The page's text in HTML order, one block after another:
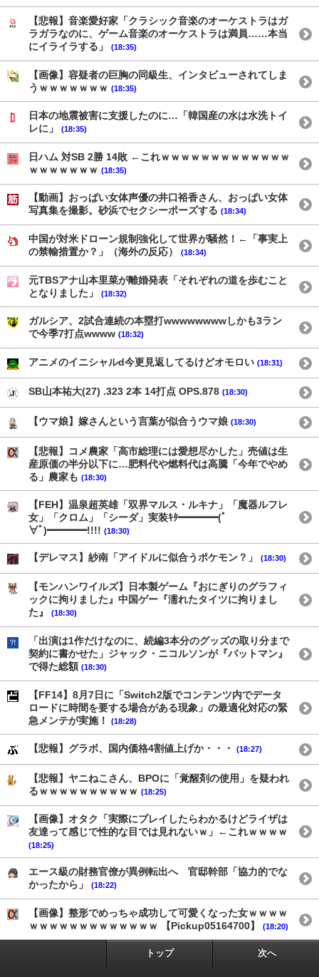
【悲報】音楽愛好家「クラシック音楽のオーケストラはガ
ラガラなのに、ゲーム音楽のオーケストラは満員……本当
にイライラする」
(18:35)
【画像】容疑者の巨胸の同級生、インタビューされてしま
うｗｗｗｗｗｗｗ (18:35)
日本の地震被害に支援したのに…「韓国産の水は水洗トイ
レに」
(18:35)
日ハム 対SB 2勝 14敗 ←これｗｗｗｗｗｗｗｗｗｗｗｗｗ
ｗｗｗｗｗｗｗ (18:35)
【動画】おっぱい女体声優の井口裕香さん、おっぱい女体
写真集を撮影。砂浜でセクシーポーズする (18:34)
中国が対米ドローン規制強化して世界が騒然！←「事実上
の禁輸措置か？」（海外の反応）
(18:34)
元TBSアナ山本里菜が離婚発表「それぞれの道を歩むこと
となりました」
(18:32)
ガルシア、2試合連続の本塁打wwwwwwwwしかも3ラン
で今季7打点wwww (18:32)
アニメのイニシャルd今更見返してるけどオモロい (18:31)
SB山本祐大(27) .323 2本 14打点 OPS.878 (18:30)
【ウマ娘】嫁さんという言葉が似合うウマ娘 (18:30)
【悲報】コメ農家「高市総理には愛想尽かした」売値は生
産原価の半分以下に…肥料代や燃料代は高騰「今年でやめ
る」農家も (18:30)
【FEH】温泉超英雄「双界マルス・ルキナ」「魔器ルフレ
女」「クロム」「シーダ」実装ｷﾀ━━━━(ﾟ
∀ﾟ)━━━━!!!! (18:30)
【デレマス】紗南「アイドルに似合うポケモン？」 (18:30)
【モンハンワイルズ】日本製ゲーム『おにぎりのグラフィ
ックに拘りました』中国ゲー『濡れたタイツに拘りまし
た』
(18:30)
「出演は1作だけなのに、続編3本分のグッズの取り分まで
契約に書かせた」ジャック・ニコルソンが『バットマン』
で得た総額 (18:30)
【FF14】8月7日に「Switch2版でコンテンツ内でデータ
ロードに時間を要する場合がある現象」の最適化対応の緊
急メンテが実施！
(18:28)
【悲報】グラボ、国内価格4割値上げか・・・ (18:27)
【悲報】ヤニねこさん、BPOに「覚醒剤の使用」を疑われ
るｗｗｗｗｗｗｗｗｗｗ (18:25)
【画像】オタク「実際にプレイしたらわかるけどライザは
友達って感じで性的な目では見れないｗ」←これｗｗｗｗ
(18:25)
エース級の財務官僚が異例転出へ 官邸幹部「協力的でな
かったから」
(18:22)
【画像】整形でめっちゃ成功して可愛くなった女ｗｗｗｗ
ｗｗｗｗｗｗｗｗｗｗｗｗｗ 【Pickup05164700】
(18:20)
トップ 次へ